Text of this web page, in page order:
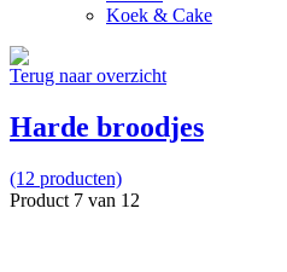
Koek & Cake
Terug naar overzicht
Harde broodjes
(12 producten)
Product 7 van 12